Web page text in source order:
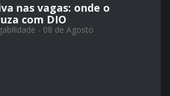
nas vagas: onde o
com DIO
- 08 de Agosto